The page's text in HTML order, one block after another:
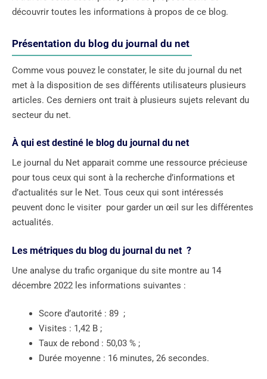
découvrir toutes les informations à propos de ce blog.
Présentation du blog du journal du net
Comme vous pouvez le constater, le site du journal du net
met à la disposition de ses différents utilisateurs plusieurs
articles. Ces derniers ont trait à plusieurs sujets relevant du
secteur du net.
À qui est destiné le blog du journal du net
Le journal du Net apparait comme une ressource précieuse
pour tous ceux qui sont à la recherche d’informations et
d’actualités sur le Net. Tous ceux qui sont intéressés
peuvent donc le visiter pour garder un œil sur les différentes
actualités.
Les métriques du blog du journal du net ?
Une analyse du trafic organique du site montre au 14
décembre 2022 les informations suivantes :
Score d’autorité : 89 ;
Visites : 1,42 B ;
Taux de rebond : 50,03 % ;
Durée moyenne : 16 minutes, 26 secondes.